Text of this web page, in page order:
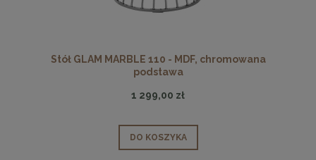
Stół GLAM MARBLE 110 - MDF, chromowana
podstawa
1 299,00 zł
DO KOSZYKA